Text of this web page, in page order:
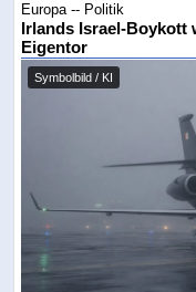
Europa -- Politik
Irlands Israel-
Eigentor
Symbolbild / KI